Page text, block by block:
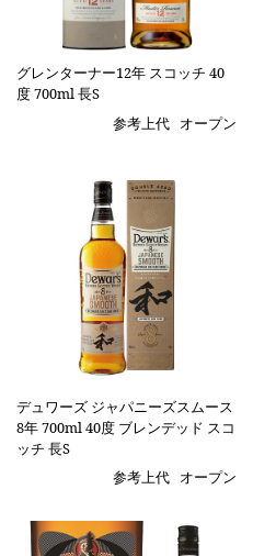
グレンターナー12年 スコッチ 40
度 700ml 長S
参考上代 オープン
デュワーズ ジャパニーズスムース
8年 700ml 40度 ブレンデッド スコ
ッチ 長S
参考上代 オープン